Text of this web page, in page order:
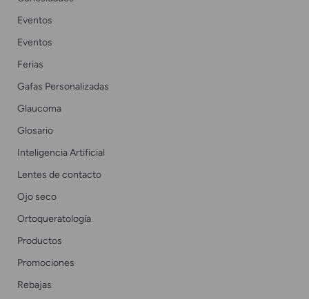
Eventos
Eventos
Ferias
Gafas Personalizadas
Glaucoma
Glosario
Inteligencia Artificial
Lentes de contacto
Ojo seco
Ortoqueratología
Productos
Promociones
Rebajas